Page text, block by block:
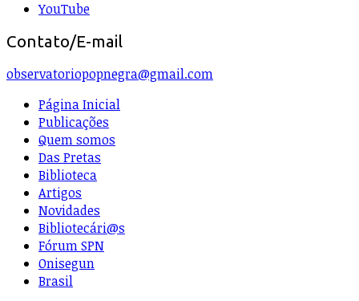
YouTube
Contato/E-mail
observatoriopopnegra@gmail.com
Página Inicial
Publicações
Quem somos
Das Pretas
Biblioteca
Artigos
Novidades
Bibliotecári@s
Fórum SPN
Onisegun
Brasil